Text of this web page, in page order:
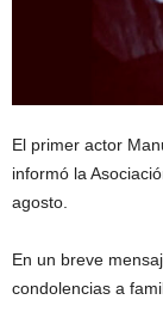
El primer actor
informó la
agosto.
En un breve
condolencias a